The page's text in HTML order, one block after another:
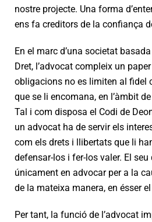
nostre projecte. Una forma
ens fa creditors de la confiança
En el marc d’una societat
Dret, l’advocat compleix un
obligacions no es limiten al fidel
que se li encomana, en l’àmbit
Tal i com disposa el Codi de
un advocat ha de servir els
com els drets i llibertats que li
defensar-los i fer-los valer. El
únicament en advocar per a la
de la mateixa manera, en ésser
Per tant, la funció de l’advocat